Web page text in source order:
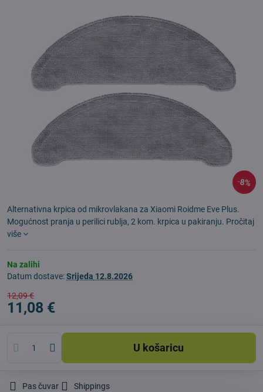
8%
Alternativna krpica od mikrovlakana za Xiaomi Roidme Eve Plus.
Mogućnost pranja u perilici rublja, 2 kom. krpica u pakiranju. Pročitaj
više
Na zalihi
Datum dostave:Srijeda 12.8.2026
12,09 €
11,08 €
U košaricu
Pas čuvar Shippings